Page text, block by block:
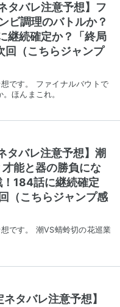
タバレ注意予想】フ
ビ調理のバトルか？
継続確定か？「終局
回（こちらジャンプ
です。 ファイナルバウトで
ほんまこれ。
タバレ注意予想】潮
能と器の勝負にな
184話に継続確定
（こちらジャンプ感
です。 潮VS蜻蛉切の花巡業
タバレ注意予想】